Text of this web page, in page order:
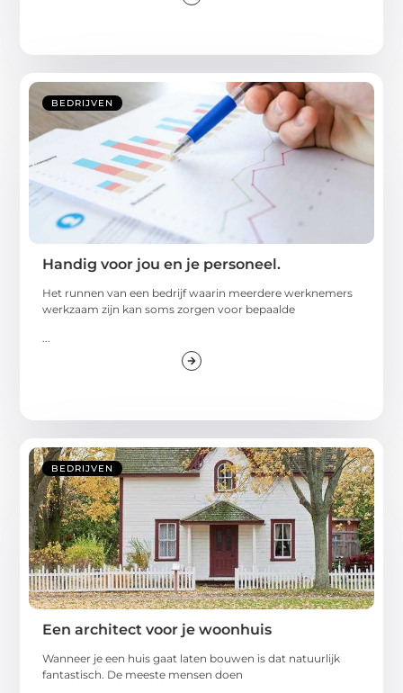
BEDRIJVEN
Handig voor jou en je personeel.
Het runnen van een bedrijf waarin meerdere werknemers
werkzaam zijn kan soms zorgen voor bepaalde
BEDRIJVEN
Een architect voor je woonhuis
Wanneer je een huis gaat laten bouwen is dat natuurlijk
fantastisch. De meeste mensen doen